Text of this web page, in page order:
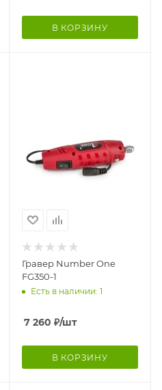
В КОРЗИНУ
Гравер Number One
FG350-1
Есть в наличии: 1
7 260 ₽/шт
В КОРЗИНУ